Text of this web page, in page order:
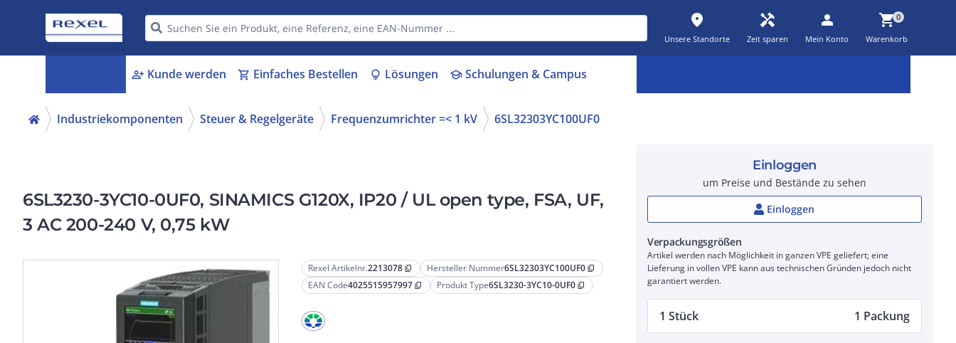
place
Unsere Standorte
handyman
Zeit sparen
person
Mein Konto
shopping_cart0
Warenkorb
person_add Kunde werden shopping_cart Einfaches Bestellen lightbulb Lösungen schoolSchulungen & Campus
Industriekomponenten Steuer & Regelgeräte Frequenzumrichter =< 1 kV 6SL32303YC100UF0
6SL3230-3YC10-0UF0, SINAMICS G120X, IP20 / UL open type, FSA, UF,
3 AC 200-240 V, 0,75 kW
Rexel Artikelnr.2213078 content_copy Hersteller Nummer6SL32303YC100UF0 content_copy
EAN Code4025515957997 content_copy Produkt Type6SL3230-3YC10-0UF0 content_copy
Einloggen
um Preise und Bestände zu sehen
Einloggen
Verpackungsgrößen
Artikel werden nach Möglichkeit in ganzen VPE geliefert; eine
Lieferung in vollen VPE kann aus technischen Gründen jedoch nicht
garantiert werden.
1 Stück 1 Packung